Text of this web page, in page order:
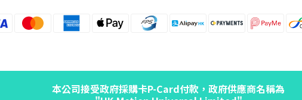
本公司接受政府採購卡P-Card付款，政府供應商名稱為